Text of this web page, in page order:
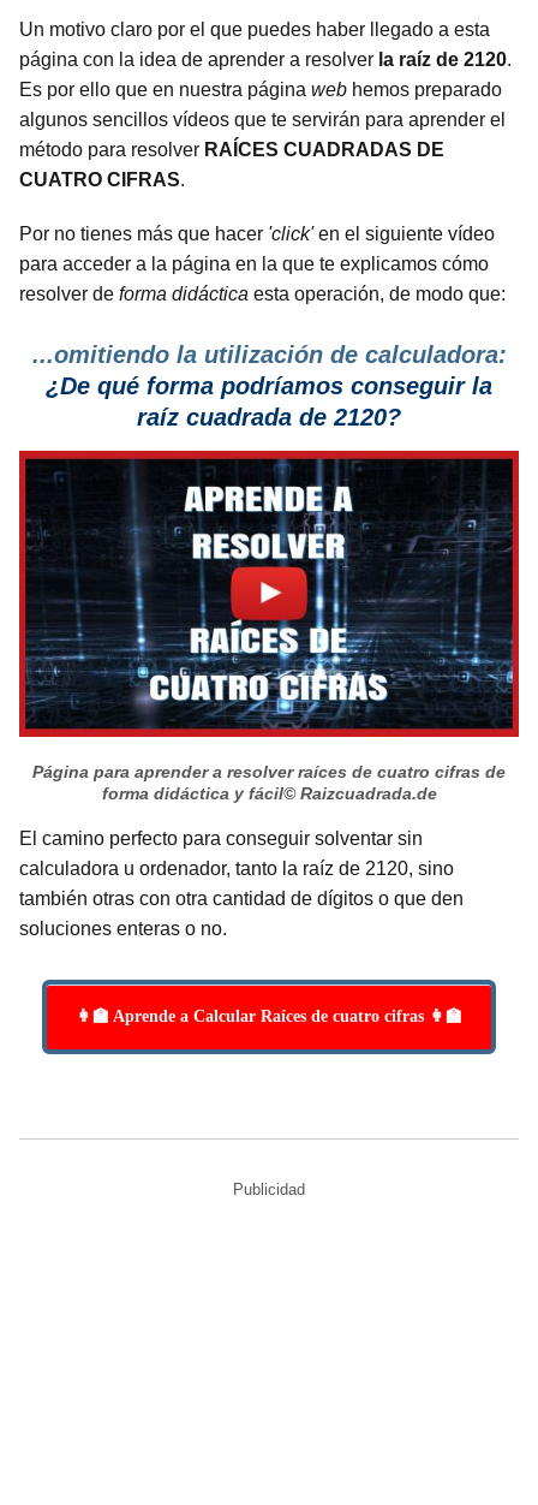
Un motivo claro por el que puedes haber llegado a esta
página con la idea de aprender a resolver la raíz de 2120.
Es por ello que en nuestra página web hemos preparado
algunos sencillos vídeos que te servirán para aprender el
método para resolver RAÍCES CUADRADAS DE
CUATRO CIFRAS.
Por no tienes más que hacer 'click'en el siguiente vídeo
para acceder a la página en la que te explicamos cómo
resolver de forma didáctica esta operación, de modo que:
...omitiendo la utilización de calculadora:
¿De qué forma podríamos conseguir la
raíz cuadrada de 2120?
Página para aprender a resolver raíces de cuatro cifras de
forma didáctica y fácil© Raizcuadrada.de
El camino perfecto para conseguir solventar sin
calculadora u ordenador, tanto la raíz de 2120, sino
también otras con otra cantidad de dígitos o que den
soluciones enteras o no.
👩‍🏫 Aprende a Calcular Raíces de cuatro cifras 👩‍🏫
Publicidad